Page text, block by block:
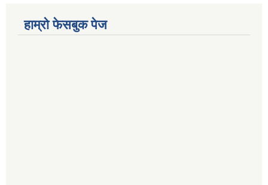
हाम्रो फेसबुक पेज